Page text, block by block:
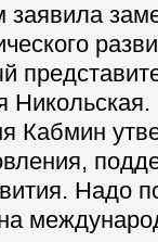
заявила
Никольская.
Кабмин
Надо